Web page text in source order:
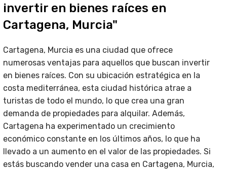
invertir en bienes raíces en
Cartagena, Murcia"
Cartagena, Murcia es una ciudad que ofrece
numerosas ventajas para aquellos que buscan invertir
en bienes raíces. Con su ubicación estratégica en la
costa mediterránea, esta ciudad histórica atrae a
turistas de todo el mundo, lo que crea una gran
demanda de propiedades para alquilar. Además,
Cartagena ha experimentado un crecimiento
económico constante en los últimos años, lo que ha
llevado a un aumento en el valor de las propiedades. Si
estás buscando vender una casa en Cartagena, Murcia,